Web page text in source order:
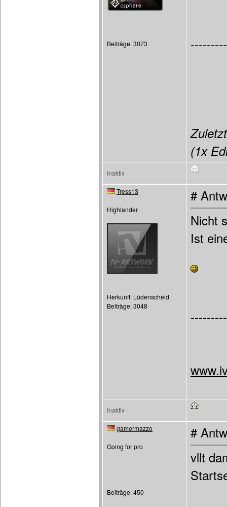
Beiträge: 3073
(1x
Inaktiv
Tress13
Highlander
Herkunft: Lüdenscheid
Beiträge: 3048
#
Nicht
Ist
Inaktiv
gamermazzo
Going for pro
Beiträge: 450
#
vllt